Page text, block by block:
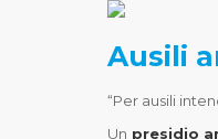
Ausili
“Per ausili
Un presidio